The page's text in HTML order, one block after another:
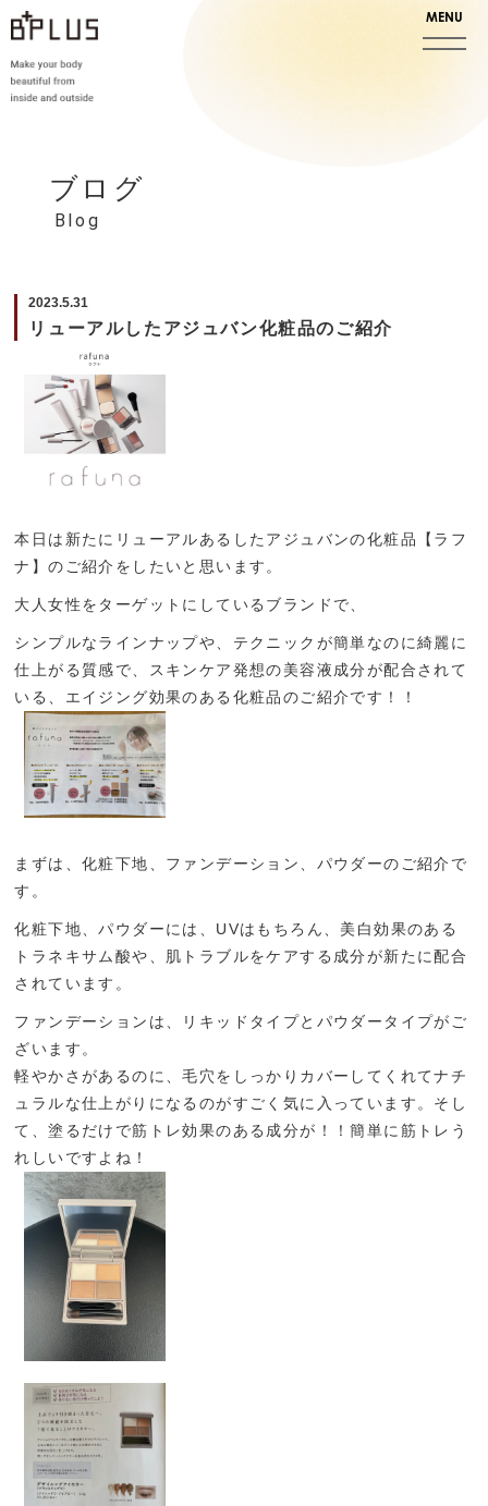
ブログ
Blog
2023.5.31
リューアルしたアジュバン化粧品のご紹介
本日は新たにリューアルあるしたアジュバンの化粧品【ラフ
ナ】のご紹介をしたいと思います。
大人女性をターゲットにしているブランドで、
シンプルなラインナップや、テクニックが簡単なのに綺麗に
仕上がる質感で、スキンケア発想の美容液成分が配合されて
いる、エイジング効果のある化粧品のご紹介です！！
まずは、化粧下地、ファンデーション、パウダーのご紹介で
す。
化粧下地、パウダーには、UVはもちろん、美白効果のある
トラネキサム酸や、肌トラブルをケアする成分が新たに配合
されています。
ファンデーションは、リキッドタイプとパウダータイプがご
ざいます。
軽やかさがあるのに、毛穴をしっかりカバーしてくれてナチ
ュラルな仕上がりになるのがすごく気に入っています。そし
て、塗るだけで筋トレ効果のある成分が！！簡単に筋トレう
れしいですよね！